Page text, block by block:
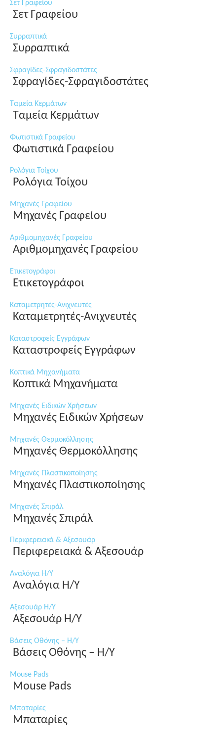
Σετ Γραφείου
Σετ Γραφείου
Συρραπτικά
Συρραπτικά
Σφραγίδες-Σφραγιδοστάτες
Σφραγίδες-Σφραγιδοστάτες
Ταμεία Κερμάτων
Ταμεία Κερμάτων
Φωτιστικά Γραφείου
Φωτιστικά Γραφείου
Ρολόγια Τοίχου
Ρολόγια Τοίχου
Μηχανές Γραφείου
Μηχανές Γραφείου
Αριθμομηχανές Γραφείου
Αριθμομηχανές Γραφείου
Ετικετογράφοι
Ετικετογράφοι
Καταμετρητές-Ανιχνευτές
Καταμετρητές-Ανιχνευτές
Καταστροφείς Εγγράφων
Καταστροφείς Εγγράφων
Κοπτικά Μηχανήματα
Κοπτικά Μηχανήματα
Μηχανές Ειδικών Χρήσεων
Μηχανές Ειδικών Χρήσεων
Μηχανές Θερμοκόλλησης
Μηχανές Θερμοκόλλησης
Μηχανές Πλαστικοποίησης
Μηχανές Πλαστικοποίησης
Μηχανές Σπιράλ
Μηχανές Σπιράλ
Περιφερειακά & Αξεσουάρ
Περιφερειακά & Αξεσουάρ
Αναλόγια Η/Υ
Αναλόγια Η/Υ
Αξεσουάρ Η/Υ
Αξεσουάρ Η/Υ
Βάσεις Οθόνης – Η/Υ
Βάσεις Οθόνης – Η/Υ
Mouse Pads
Mouse Pads
Μπαταρίες
Μπαταρίες